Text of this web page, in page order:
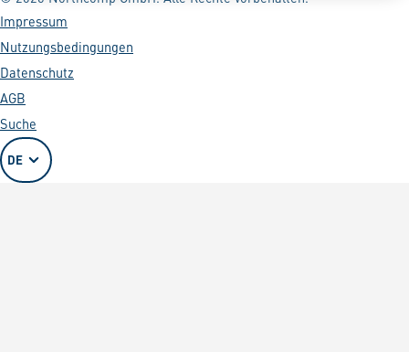
Impressum
Nutzungsbedingungen
Datenschutz
AGB
Suche
DE